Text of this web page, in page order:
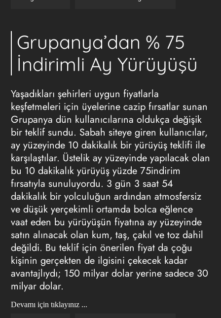
Grupanya’dan % 75
İndirimli Ay Yürüyüşü
Yaşadıkları şehirleri uygun fiyatlarla
keşfetmeleri için üyelerine cazip fırsatlar sunan
Grupanya dün kullanıcılarına oldukça değişik
bir teklif sundu. Sabah siteye giren kullanıcılar,
ay yüzeyinde 10 dakikalık bir yürüyüş teklifi ile
karşılaştılar. Üstelik ay yüzeyinde yapılacak olan
bu 10 dakikalık yürüyüş yüzde 75indirim
fırsatıyla sunuluyordu. 3 gün 3 saat 54
dakikalık bir yolculuğun ardından atmosfersiz
ve düşük yerçekimli ortamda bolca eğlence
vaat eden bu yürüyüşün fiyatına ay yüzeyinde
satın alınacak olan kum, taş, çakıl ve toz dahil
değildi. Bu teklif için önerilen fiyat da çoğu
kişinin gerçekten de ilgisini çekecek kadar
avantajlıydı; 150 milyar dolar yerine sadece 30
milyar dolar.
Devamı için tıklayınız ...